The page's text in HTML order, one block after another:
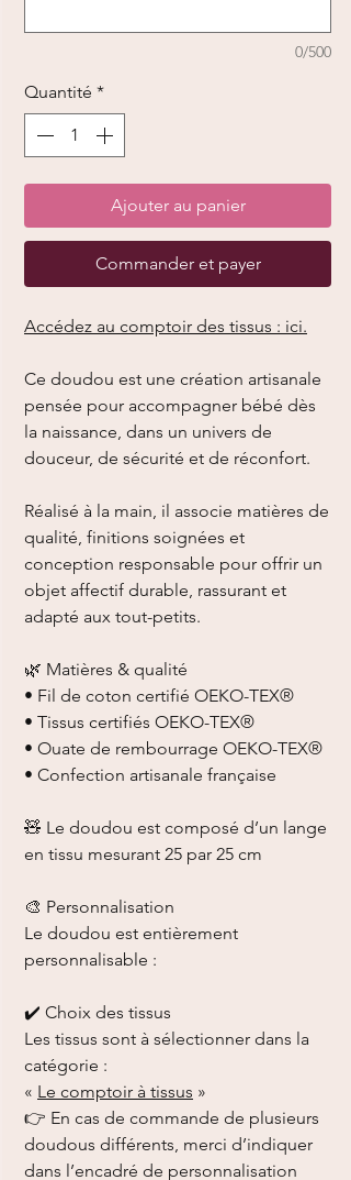
0/500
Quantité *
Ajouter au panier
Commander et payer
Accédez au comptoir des tissus : ici.
Ce doudou est une création artisanale
pensée pour accompagner bébé dès
la naissance, dans un univers de
douceur, de sécurité et de réconfort.
Réalisé à la main, il associe matières de
qualité, finitions soignées et
conception responsable pour offrir un
objet affectif durable, rassurant et
adapté aux tout-petits.
🌿 Matières & qualité
• Fil de coton certifié OEKO-TEX®
• Tissus certifiés OEKO-TEX®
• Ouate de rembourrage OEKO-TEX®
• Confection artisanale française
🧸 Le doudou est composé d’un lange
en tissu mesurant 25 par 25 cm
🎨 Personnalisation
Le doudou est entièrement
personnalisable :
✔️ Choix des tissus
Les tissus sont à sélectionner dans la
catégorie :
« Le comptoir à tissus »
👉 En cas de commande de plusieurs
doudous différents, merci d’indiquer
dans l’encadré de personnalisation